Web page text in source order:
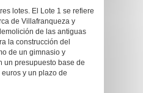
lotes. El Lote 1 se refiere
de Villafranqueza y
de las antiguas
la construcción del
de un gimnasio y
un presupuesto base de
y un plazo de